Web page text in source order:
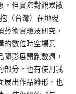
，但實際對觀眾敞
（台灣）在地現
術實驗及研究，
的數位時空場景
隨影展開跑數週，
部分，也有使用我
展出作品雛形，也